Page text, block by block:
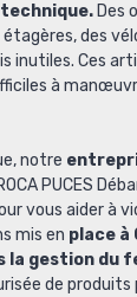
Des
des
inutiles. Ces
à
notre
PUCES
vous aider à
mis en place à
la gestion du
de